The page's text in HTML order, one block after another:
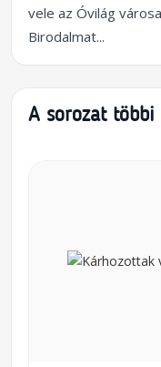
vele az Óvilág
Birodalmat...
A sorozat többi